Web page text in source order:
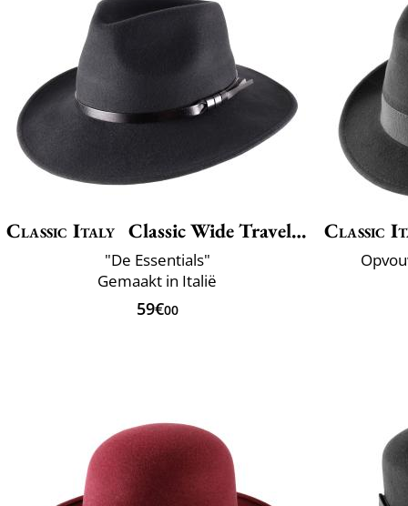
Classic Italy Classic Wide Traveller
"De Essentials"
Gemaakt in Italië
59€00
Classic